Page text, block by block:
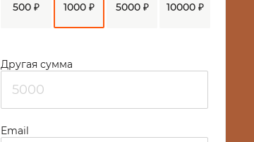
500 ₽ 1000 ₽ 5000 ₽ 10000 ₽
Другая сумма
Email